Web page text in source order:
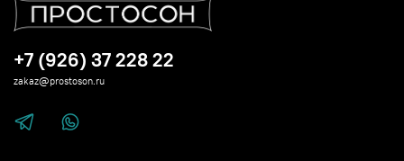
+7 (926) 37 228 22
zakaz@prostoson.ru